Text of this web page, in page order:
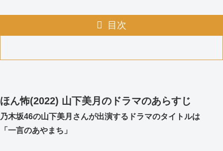
目次
ほん怖(2022) 山下美月のドラマのあらすじ
乃木坂46の山下美月さんが出演するドラマのタイトルは
「一言のあやまち」